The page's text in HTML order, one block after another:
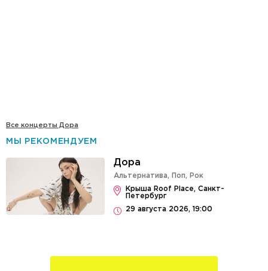
Все концерты Дора
МЫ РЕКОМЕНДУЕМ
Дора
Альтернатива, Поп,
Рок
Крыша Roof Place, Санкт-
Петербург
29 августа 2026, 19:00